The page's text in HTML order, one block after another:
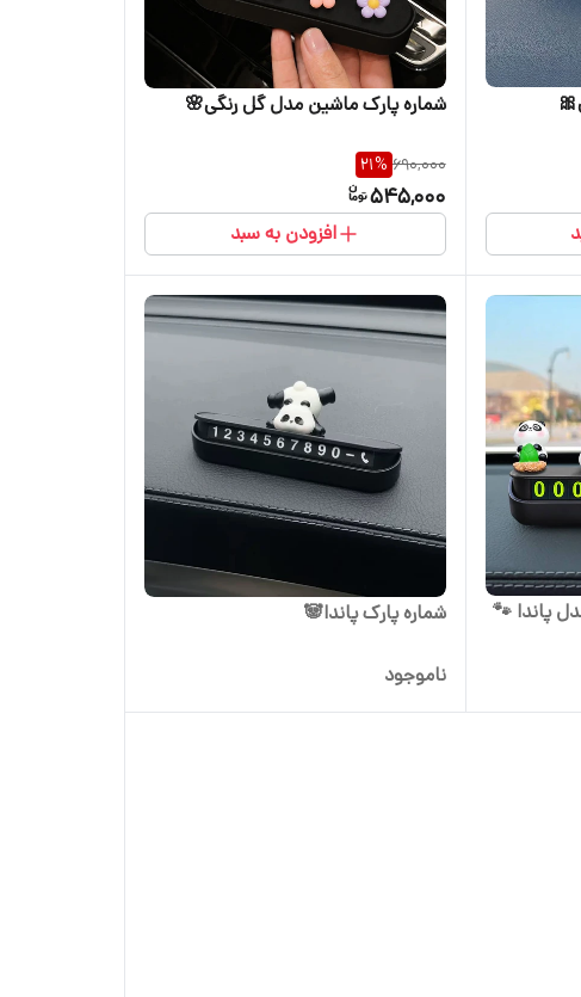
شماره پارک ماشین مدل گل رنگی🌸
690,000
21%
545,000
افزودن به سبد
پاندا 🐾 شماره پارک پاندا🐼
ناموجود